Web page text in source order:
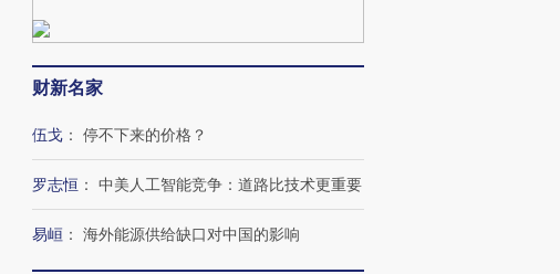
财新名家
伍戈 ： 停不下来的价格？
罗志恒 ： 中美人工智能竞争：道路比技术更重要
易峘 ： 海外能源供给缺口对中国的影响